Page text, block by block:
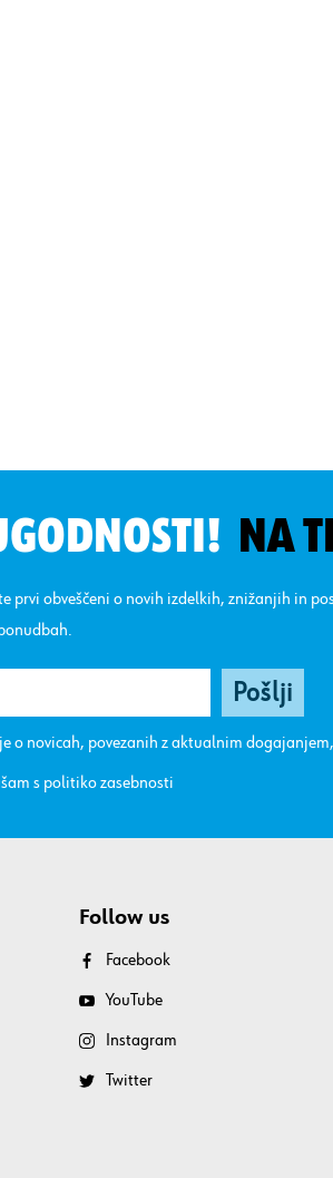
NA
prvi obveščeni o novih izdelkih, znižanjih in
o novicah, povezanih z aktualnim
s politiko zasebnosti
Follow us
Facebook
YouTube
Instagram
Twitter